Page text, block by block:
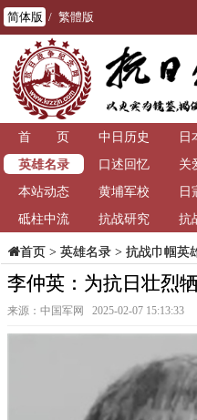
简体版 / 繁體版
首 页 中日历史 日
英雄名录
口述回忆 关
本站动态
黄埔军校 日
砥柱中流
抗战研究 抗
首页> 英雄名录> 抗战巾帼英
李仲英：为抗日壮烈
来源：中国军网 2025-02-07 15:13:33